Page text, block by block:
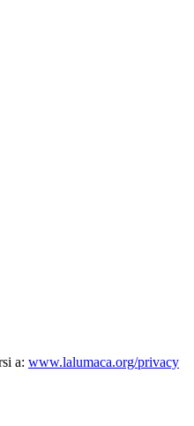
a: www.lalumaca.org/privacy